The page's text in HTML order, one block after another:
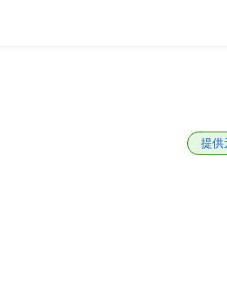
提供